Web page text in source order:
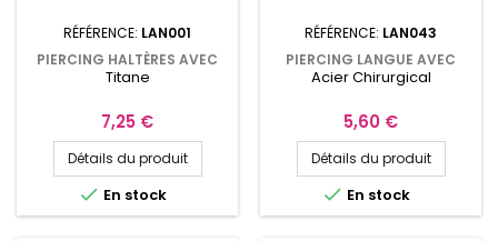
RÉFÉRENCE: LAN001
PIERCING HALTÈRES AVEC
BOULES 5MM EN TITANE
Titane
Prix
7,25 €
Détails du produit
 En stock
RÉFÉRENCE: LAN043
PIERCING LANGUE AVEC
ANNEAU ET CRISTAL BLANC
Acier Chirurgical
Prix
5,60 €
Détails du produit
 En stock